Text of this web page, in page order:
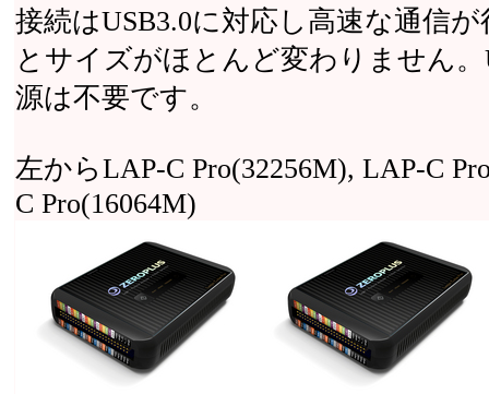
接続はUSB3.0に対応し高速な通信
とサイズがほとんど変わりません
源は不要です。
左からLAP-C Pro(32256M), LAP-C
C Pro(16064M)